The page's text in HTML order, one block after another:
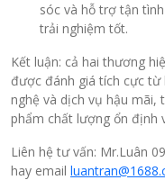
sóc và hỗ trợ tận
trải nghiệm tốt.
Kết luận: cả hai thương
được đánh giá tích cực từ
nghệ và dịch vụ hậu mãi,
phẩm chất lượng ổn định
Liên hệ tư vấn: Mr.Luân
hay email